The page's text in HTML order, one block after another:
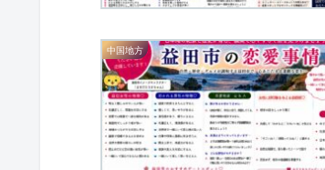
中国地方